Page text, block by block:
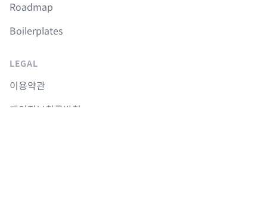
Roadmap
Boilerplates
LEGAL
이용약관
개인정보취급방침